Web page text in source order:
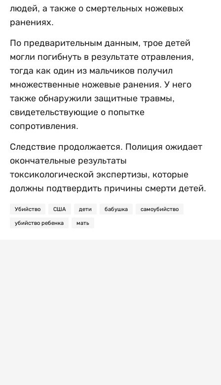
людей, а также о смертельных ножевых
ранениях.
По предварительным данным, трое детей
могли погибнуть в результате отравления,
тогда как один из мальчиков получил
множественные ножевые ранения. У него
также обнаружили защитные травмы,
свидетельствующие о попытке
сопротивления.
Следствие продолжается. Полиция ожидает
окончательные результаты
токсикологической экспертизы, которые
должны подтвердить причины смерти детей.
Убийство США дети бабушка самоубийство
убийство ребенка мать